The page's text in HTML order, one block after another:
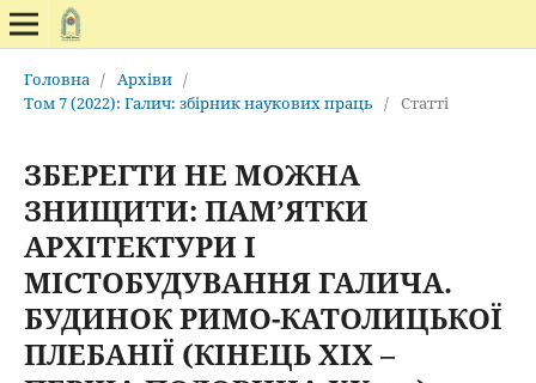
Головна / Архіви /
Том 7 (2022): Галич: збірник наукових праць / Статті
ЗБЕРЕГТИ НЕ МОЖНА
ЗНИЩИТИ: ПАМ’ЯТКИ
АРХІТЕКТУРИ І
МІСТОБУДУВАННЯ ГАЛИЧА.
БУДИНОК РИМО-КАТОЛИЦЬКОЇ
ПЛЕБАНІЇ (КІНЕЦЬ XIX –